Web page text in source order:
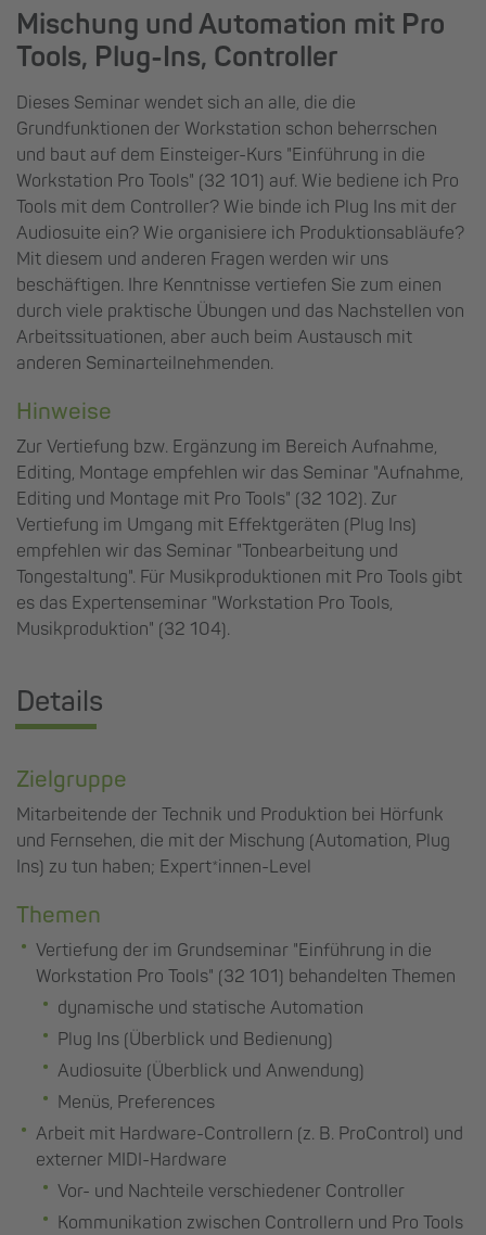
Mischung und Automation mit Pro
Tools, Plug-Ins, Controller
Dieses Seminar wendet sich an alle, die die
Grundfunktionen der Workstation schon beherrschen
und baut auf dem Einsteiger-Kurs "Einführung in die
Workstation Pro Tools" (32 101) auf. Wie bediene ich Pro
Tools mit dem Controller? Wie binde ich Plug Ins mit der
Audiosuite ein? Wie organisiere ich Produktionsabläufe?
Mit diesem und anderen Fragen werden wir uns
beschäftigen. Ihre Kenntnisse vertiefen Sie zum einen
durch viele praktische Übungen und das Nachstellen von
Arbeitssituationen, aber auch beim Austausch mit
anderen Seminarteilnehmenden.
Hinweise
Zur Vertiefung bzw. Ergänzung im Bereich Aufnahme,
Editing, Montage empfehlen wir das Seminar "Aufnahme,
Editing und Montage mit Pro Tools" (32 102). Zur
Vertiefung im Umgang mit Effektgeräten (Plug Ins)
empfehlen wir das Seminar "Tonbearbeitung und
Tongestaltung". Für Musikproduktionen mit Pro Tools gibt
es das Expertenseminar "Workstation Pro Tools,
Musikproduktion" (32 104).
Details
Zielgruppe
Mitarbeitende der Technik und Produktion bei Hörfunk
und Fernsehen, die mit der Mischung (Automation, Plug
Ins) zu tun haben; Expert*innen-Level
Themen
Vertiefung der im Grundseminar "Einführung in die
Workstation Pro Tools" (32 101) behandelten Themen
dynamische und statische Automation
Plug Ins (Überblick und Bedienung)
Audiosuite (Überblick und Anwendung)
Menüs, Preferences
Arbeit mit Hardware-Controllern (z. B. ProControl) und
externer MIDI-Hardware
Vor- und Nachteile verschiedener Controller
Kommunikation zwischen Controllern und Pro Tools